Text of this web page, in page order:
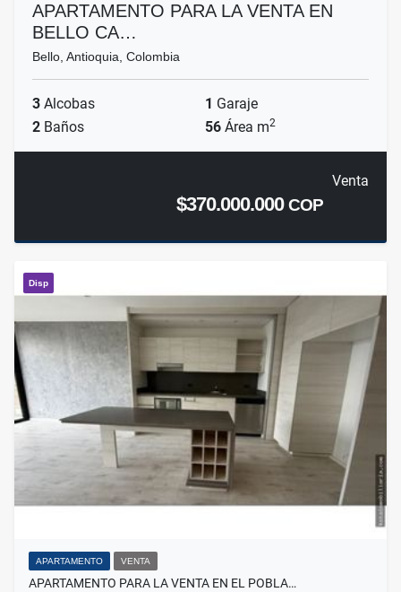
APARTAMENTO PARA LA VENTA EN
BELLO CA…
Bello, Antioquia, Colombia
3 Alcobas 1 Garaje
2 Baños 56 Área m2
Venta
$370.000.000COP
Disp
APARTAMENTO VENTA
APARTAMENTO PARA LA VENTA EN EL POBLA…